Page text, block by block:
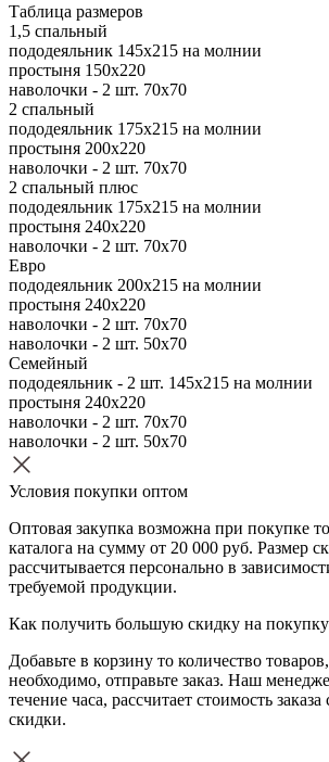
Таблица размеров
1,5 спальный
пододеяльник 145х215 на молнии
простыня 150х220
наволочки - 2 шт. 70х70
2 спальный
пододеяльник 175х215 на молнии
простыня 200х220
наволочки - 2 шт. 70х70
2 спальный плюс
пододеяльник 175х215 на молнии
простыня 240х220
наволочки - 2 шт. 70х70
Евро
пододеяльник 200х215 на молнии
простыня 240х220
наволочки - 2 шт. 70х70
наволочки - 2 шт. 50х70
Семейный
пододеяльник - 2 шт. 145х215 на молнии
простыня 240х220
наволочки - 2 шт. 70х70
наволочки - 2 шт. 50х70
Условия покупки оптом
Оптовая закупка возможна при покупке
каталога на сумму от 20 000 руб. Размер
рассчитывается персонально в
требуемой продукции.
Как получить большую скидку на
Добавьте в корзину то количество
необходимо, отправьте заказ. Наш
течение часа, рассчитает стоимость
скидки.